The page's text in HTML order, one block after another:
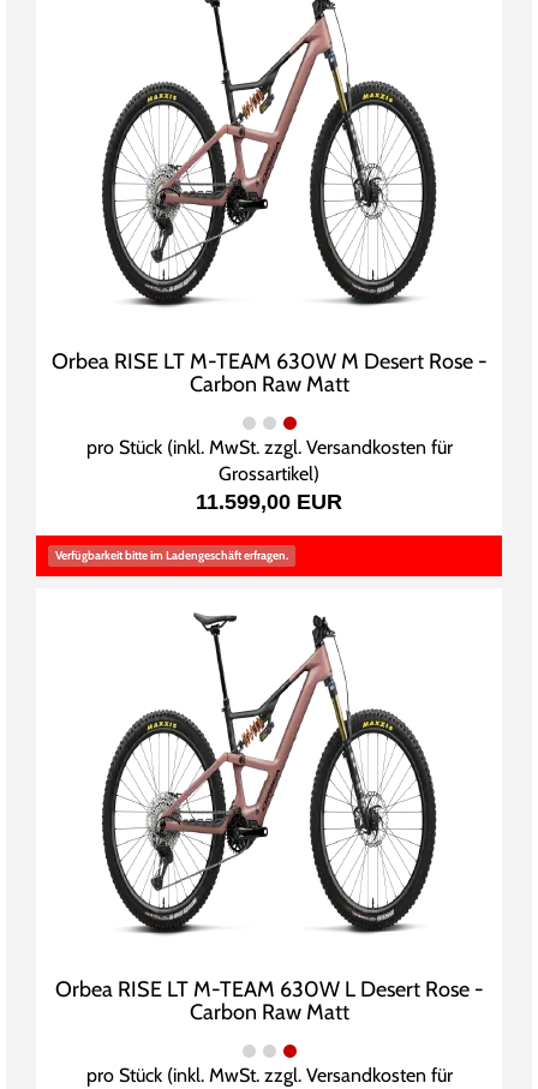
Orbea RISE LT M-TEAM 630W M Desert Rose -
Carbon Raw Matt
pro Stück (inkl. MwSt. zzgl. Versandkosten für
Grossartikel)
11.599,00 EUR
Verfügbarkeit bitte im Ladengeschäft erfragen.
Orbea RISE LT M-TEAM 630W L Desert Rose -
Carbon Raw Matt
pro Stück (inkl. MwSt. zzgl. Versandkosten für